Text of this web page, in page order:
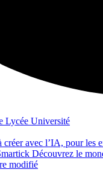
Lycée Université
créer avec l’IA, pour les
Découvrez le
modifié